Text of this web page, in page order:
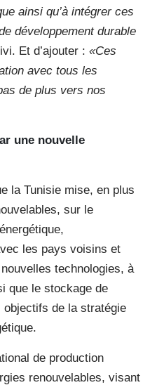
ainsi qu’à intégrer ces
développement durable
Et d’ajouter : «Ces
avec tous les
de plus vers nos
une nouvelle
la Tunisie mise, en plus
sur le
les pays voisins et
technologies, à
que le stockage de
objectifs de la stratégie
de production
renouvelables, visant